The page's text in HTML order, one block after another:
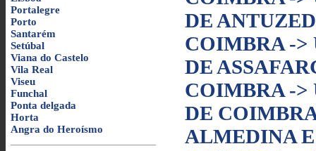
Portalegre
Porto
Santarém
Setúbal
Viana do Castelo
Vila Real
Viseu
Funchal
Ponta delgada
Horta
Angra do Heroísmo
DE
COIMBRA ->
DE
COIMBRA ->
DE
ALMEDINA